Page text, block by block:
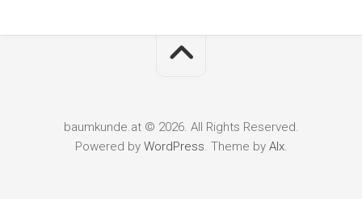
baumkunde.at © 2026. All Rights Reserved.
Powered by WordPress. Theme by Alx.